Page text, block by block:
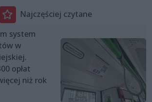
Najczęściej czytane
system
w
opłat
niż rok